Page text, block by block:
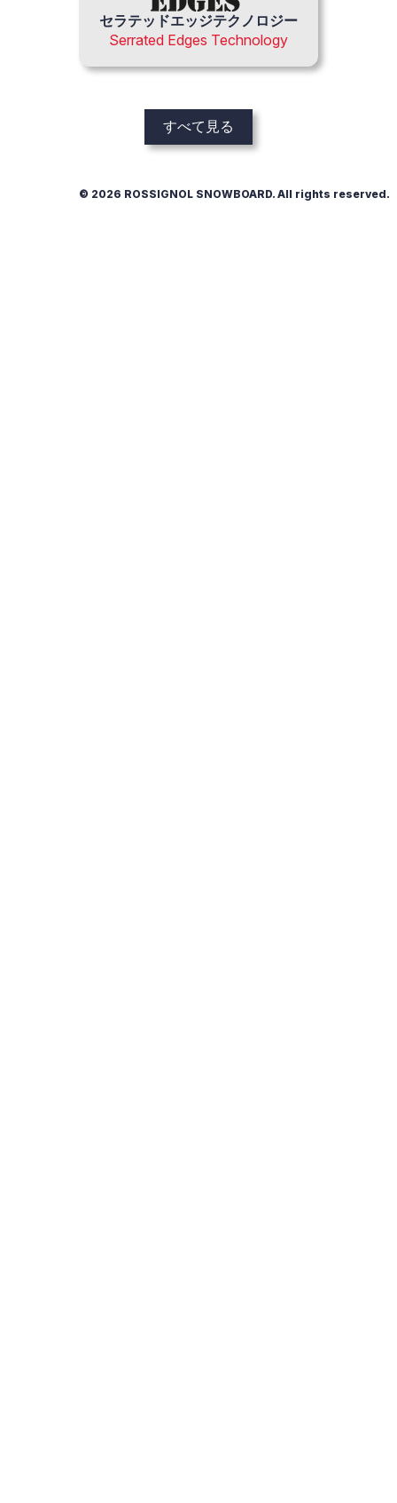
セラテッドエッジテクノロジー
Serrated Edges Technology
すべて見る
© 2026 ROSSIGNOL SNOWBOARD. All rights reserved.